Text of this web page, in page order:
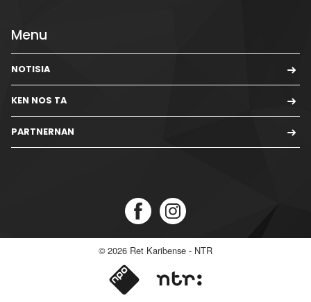
Menu
NOTISIA
KEN NOS TA
PARTNERNAN
© 2026 Ret Karibense - NTR